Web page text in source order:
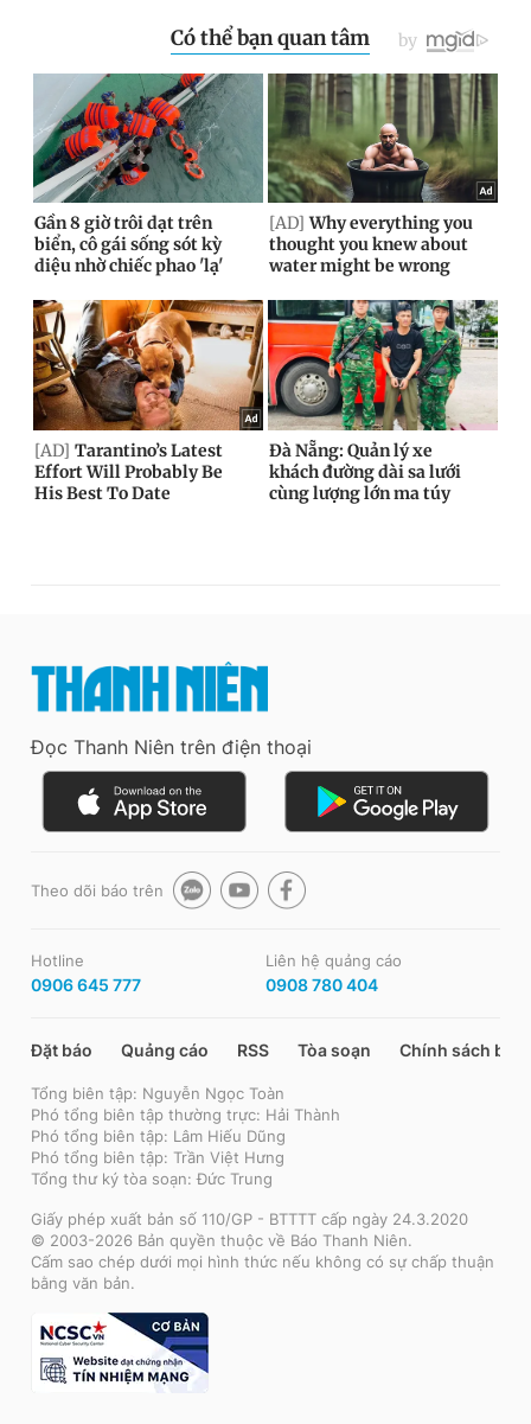
Đọc Thanh Niên trên điện thoại
Theo dõi báo trên
Hotline
0906 645 777
Liên hệ quảng cáo
0908 780 404
Đặt báo Quảng cáo RSS Tòa soạn Chính sách bảo
Tổng biên tập: Nguyễn Ngọc Toàn
Phó tổng biên tập thường trực: Hải Thành
Phó tổng biên tập: Lâm Hiếu Dũng
Phó tổng biên tập: Trần Việt Hưng
Tổng thư ký tòa soạn: Đức Trung
Giấy phép xuất bản số 110/GP - BTTTT cấp ngày 24.3.2020
© 2003-2026 Bản quyền thuộc về Báo Thanh Niên.
Cấm sao chép dưới mọi hình thức nếu không có sự chấp thuận
bằng văn bản.